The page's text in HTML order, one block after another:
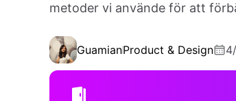
metoder vi använde för att
GuamianProduct & Design